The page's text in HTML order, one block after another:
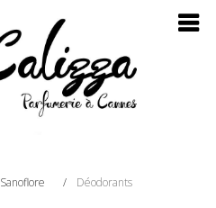
Sanoflore Déodorants